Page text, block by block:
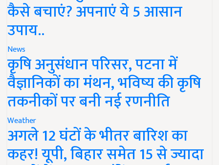
कैसे बचाएं? अपनाएं ये 5 आसान
उपाय..
News
कृषि अनुसंधान परिसर, पटना में
वैज्ञानिकों का मंथन, भविष्य की कृषि
तकनीकों पर बनी नई रणनीति
Weather
अगले 12 घंटों के भीतर बारिश का
कहर! यूपी, बिहार समेत 15 से ज्यादा